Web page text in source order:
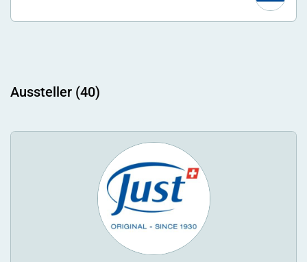
Aussteller (40)